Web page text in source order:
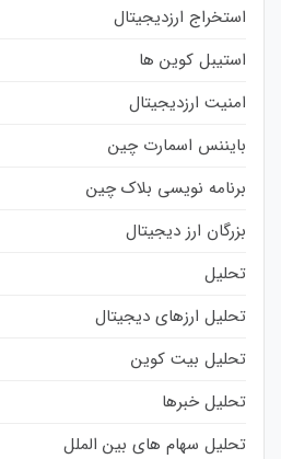
استخراج ارزدیجیتال
استیبل کوین ها
امنیت ارزدیجیتال
بایننس اسمارت چین
برنامه نویسی بلاک چین
بزرگان ارز دیجیتال
تحلیل
تحلیل ارزهای دیجیتال
تحلیل بیت کوین
تحلیل خبرها
تحلیل سهام های بین الملل